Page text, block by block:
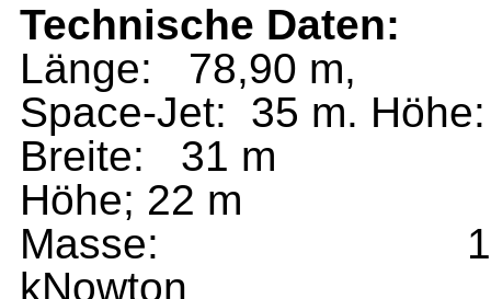
Technische Daten:
Länge: 78,90 m,
Space-Jet: 35 m.
Breite: 31 m
Höhe; 22 m
Masse: 12 x 104
kNowton